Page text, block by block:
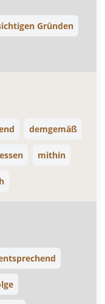
Gründen
demgemäß
mithin